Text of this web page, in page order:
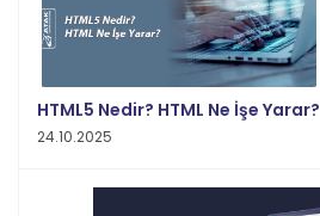
HTML5 Nedir? HTML Ne İşe Yarar?
24.10.2025